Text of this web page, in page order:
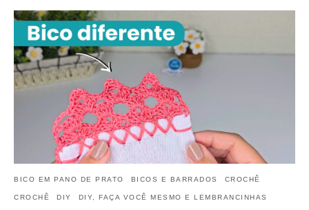
BICO EM PANO DE PRATO BICOS E BARRADOS CROCHÊ
CROCHÊ DIY DIY, FAÇA VOCÊ MESMO E LEMBRANCINHAS